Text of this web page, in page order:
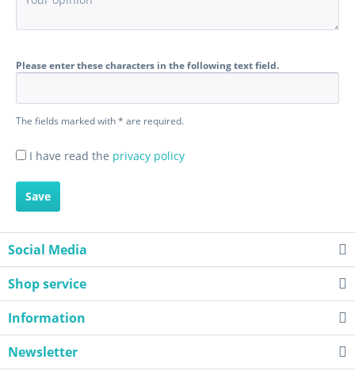
Please enter these characters in the following text field.
The fields marked with * are required.
I have read the privacy policy
Save
Social Media
Shop service
Information
Newsletter